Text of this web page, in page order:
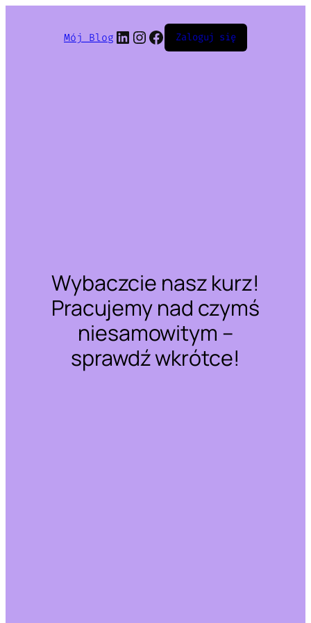
Mój Blog LinkedIn
Instagram
Facebook
Zaloguj się
Wybaczcie nasz kurz!
Pracujemy nad czymś
niesamowitym –
sprawdź wkrótce!